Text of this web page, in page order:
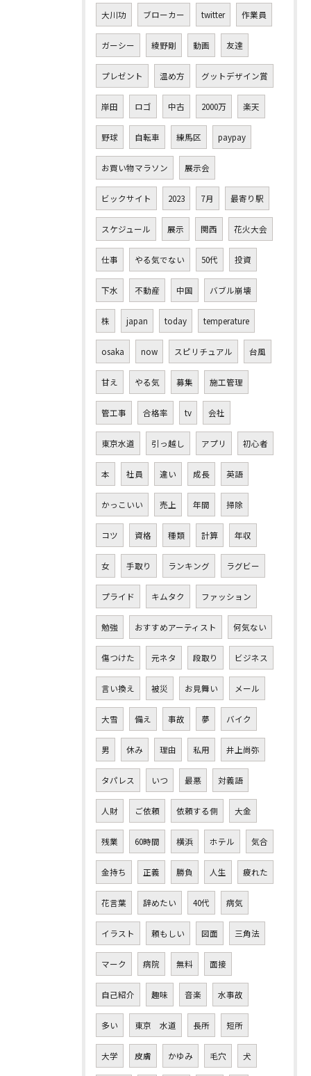
大川功 ブローカー twitter 作業員
ガーシー 綾野剛 動画 友達
プレゼント 温め方 グットデザイン賞
岸田 ロゴ 中古 2000万 楽天
野球 自転車 練馬区 paypay
お買い物マラソン 展示会
ビックサイト 2023 7月 最寄り駅
スケジュール 展示 関西 花火大会
仕事 やる気でない 50代 投資
下水 不動産 中国 バブル崩壊
株 japan today temperature
osaka now スピリチュアル 台風
甘え やる気 募集 施工管理
管工事 合格率 tv 会社
東京水道 引っ越し アプリ 初心者
本 社員 違い 成長 英語
かっこいい 売上 年間 掃除
コツ 資格 種類 計算 年収
女 手取り ランキング ラグビー
プライド キムタク ファッション
勉強 おすすめアーティスト 何気ない
傷つけた 元ネタ 段取り ビジネス
言い換え 被災 お見舞い メール
大雪 備え 事故 夢 バイク
男 休み 理由 私用 井上尚弥
タパレス いつ 最悪 対義語
人財 ご依頼 依頼する側 大金
残業 60時間 横浜 ホテル 気合
金持ち 正義 勝負 人生 疲れた
花言葉 辞めたい 40代 病気
イラスト 頼もしい 図面 三角法
マーク 病院 無料 面接
自己紹介 趣味 音楽 水事故
多い 東京 水道 長所 短所
大学 皮膚 かゆみ 毛穴 犬